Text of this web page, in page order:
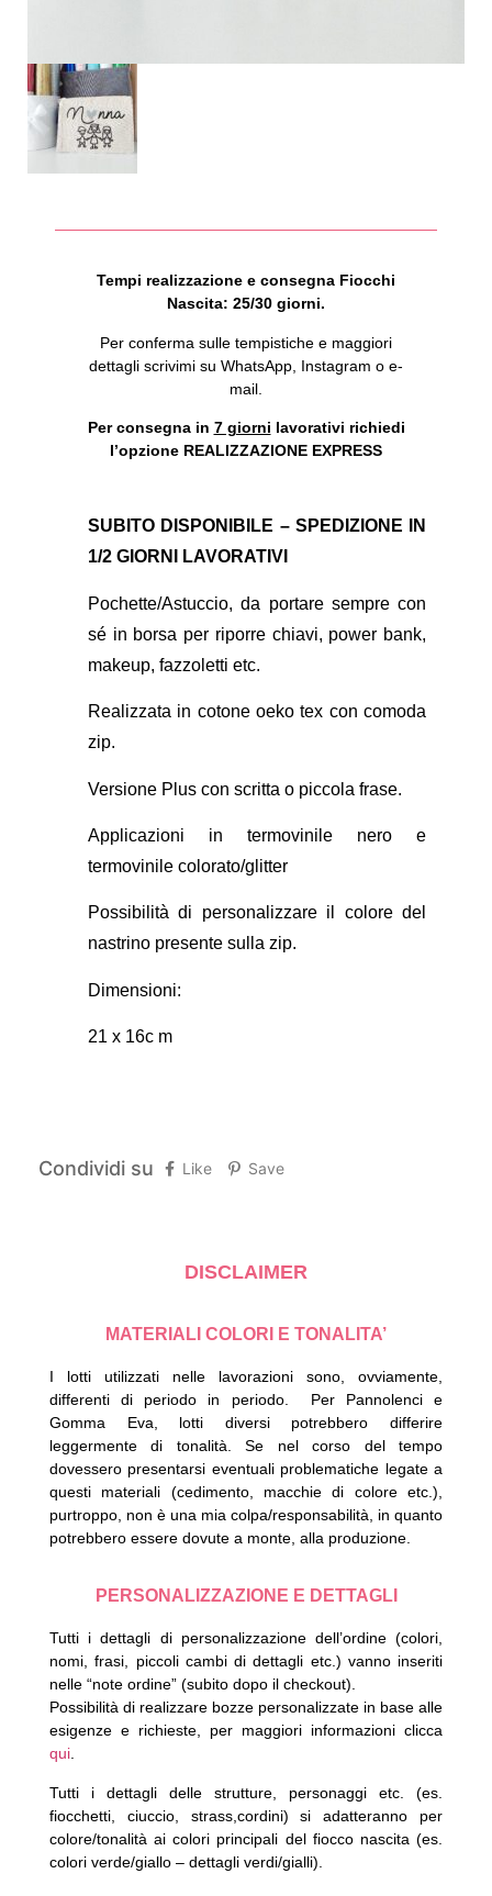
Tempi realizzazione e consegna Fiocchi
Nascita: 25/30 giorni.
Per conferma sulle tempistiche e maggiori
dettagli scrivimi su WhatsApp, Instagram o e-
mail.
Per consegna in 7 giorni lavorativi richiedi
l’opzione REALIZZAZIONE EXPRESS
SUBITO DISPONIBILE – SPEDIZIONE IN
1/2 GIORNI LAVORATIVI
Pochette/Astuccio, da portare sempre con
sé in borsa per riporre chiavi, power bank,
makeup, fazzoletti etc.
Realizzata in cotone oeko tex con comoda
zip.
Versione Plus con scritta o piccola frase.
Applicazioni in termovinile nero e
termovinile colorato/glitter
Possibilità di personalizzare il colore del
nastrino presente sulla zip.
Dimensioni:
21 x 16c m
Condividi su Like Save
DISCLAIMER
MATERIALI COLORI E TONALITA’
I lotti utilizzati nelle lavorazioni sono, ovviamente,
differenti di periodo in periodo. Per Pannolenci e
Gomma Eva, lotti diversi potrebbero differire
leggermente di tonalità.Se nel corso del tempo
dovessero presentarsi eventuali problematiche legate a
questi materiali (cedimento, macchie di colore etc.),
purtroppo, non è una mia colpa/responsabilità, in quanto
potrebbero essere dovute a monte, alla produzione.
PERSONALIZZAZIONE E DETTAGLI
Tutti i dettagli di personalizzazione dell’ordine (colori,
nomi, frasi, piccoli cambi di dettagli etc.) vanno inseriti
nelle “note ordine” (subito dopo il checkout).
Possibilità di realizzare bozze personalizzate in base alle
esigenze e richieste, per maggiori informazioni clicca
qui.
Tutti i dettagli delle strutture, personaggi etc. (es.
fiocchetti, ciuccio, strass,cordini) si adatteranno per
colore/tonalità ai colori principali del fiocco nascita (es.
colori verde/giallo – dettagli verdi/gialli).